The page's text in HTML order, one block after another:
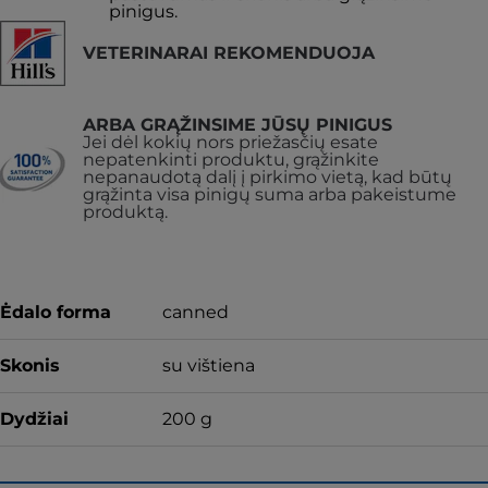
pinigus.
VETERINARAI REKOMENDUOJA
ARBA GRĄŽINSIME JŪSŲ PINIGUS
Jei dėl kokių nors priežasčių esate
nepatenkinti produktu, grąžinkite
nepanaudotą dalį į pirkimo vietą, kad būtų
grąžinta visa pinigų suma arba pakeistume
produktą.
Ėdalo forma canned
Skonis su vištiena
Dydžiai 200 g